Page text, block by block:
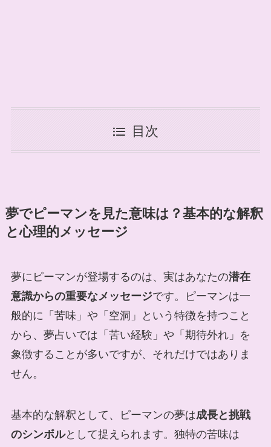
目次
夢でピーマンを見た意味は？基本的な解釈
と心理的メッセージ
夢にピーマンが登場するのは、実はあなたの潜在
意識からの重要なメッセージです。ピーマンは一
般的に「苦味」や「空洞」という特徴を持つこと
から、夢占いでは「苦い経験」や「期待外れ」を
象徴することが多いですが、それだけではありま
せん。
基本的な解釈として、ピーマンの夢は成長と挑戦
のシンボルとして捉えられます。独特の苦味は